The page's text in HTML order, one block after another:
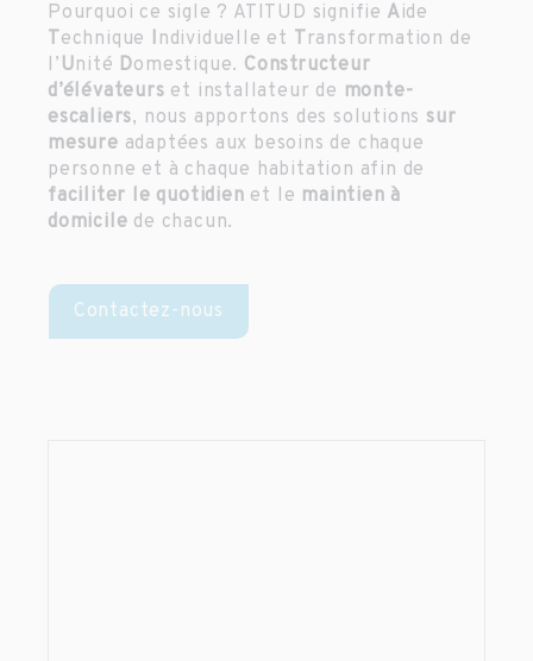
Pourquoi ce sigle ? ATITUD signifie Aide
T echnique I ndividuelle et T ransformation de
l’ Unité Domestique. Constructeur
d’élévateurs et installateur de monte-
escaliers, nous apportons des solutions sur
mesure adaptées aux besoins de chaque
personne et à chaque habitation afin de
faciliter le quotidien et le maintien à
domicile de chacun.
Contactez-nous